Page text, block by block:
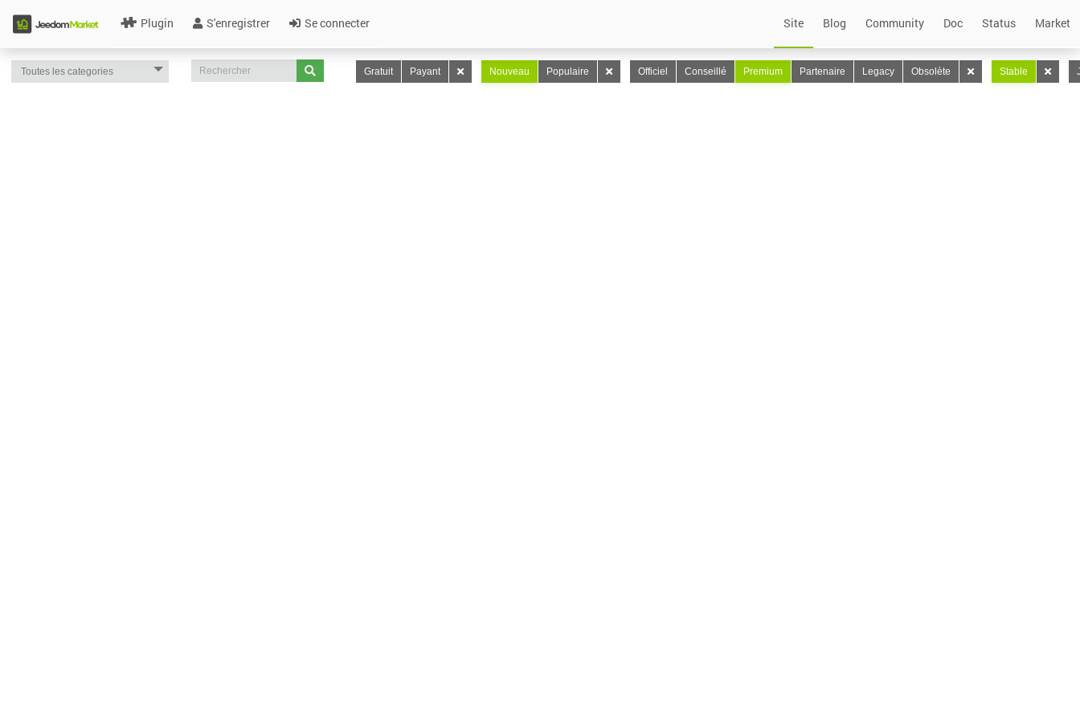
Plugin S'enregistrer Se connecter Site Blog Community Doc Status Market
Gratuit Payant Nouveau Populaire Officiel Conseillé Premium Partenaire Legacy Obsolète Stable